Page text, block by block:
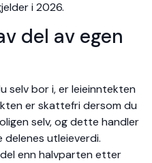
i 2026.
del av egen
selv bor i, er leieinntekten
er skattefri dersom du
selv, og dette handler
delenes utleieverdi.
enn halvparten etter